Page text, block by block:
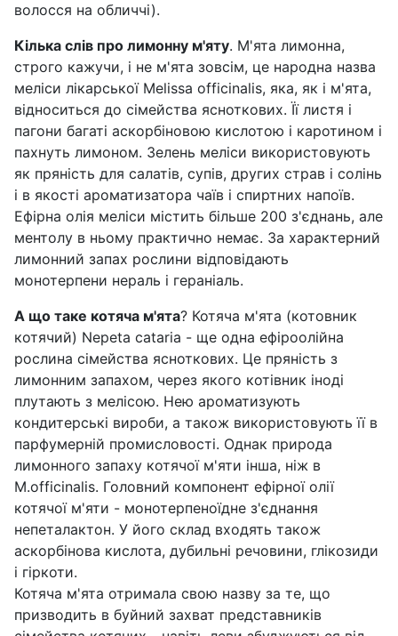
волосся на обличчі).
Кілька слів про лимонну м'яту. М'ята лимонна,
строго кажучи, і не м'ята зовсім, це народна назва
меліси лікарської Melissa officinalis, яка, як і м'ята,
відноситься до сімейства ясноткових. Її листя і
пагони багаті аскорбіновою кислотою і каротином і
пахнуть лимоном. Зелень меліси використовують
як пряність для салатів, супів, других страв і солінь
і в якості ароматизатора чаїв і спиртних напоїв.
Ефірна олія меліси містить більше 200 з'єднань, але
ментолу в ньому практично немає. За характерний
лимонний запах рослини відповідають
монотерпени нераль і гераніаль.
А що таке котяча м'ята? Котяча м'ята (котовник
котячий) Nepeta cataria - ще одна ефіроолійна
рослина сімейства ясноткових. Це пряність з
лимонним запахом, через якого котівник іноді
плутають з мелісою. Нею ароматизують
кондитерські вироби, а також використовують її в
парфумерній промисловості. Однак природа
лимонного запаху котячої м'яти інша, ніж в
М.officinalis. Головний компонент ефірної олії
котячої м'яти - монотерпеноїдне з'єднання
непеталактон. У його склад входять також
аскорбінова кислота, дубильні речовини, глікозиди
і гіркоти.
Котяча м'ята отримала свою назву за те, що
призводить в буйний захват представників